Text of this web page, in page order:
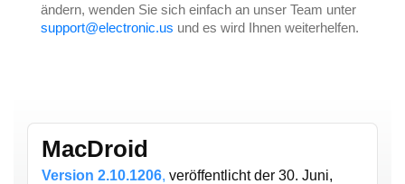
ändern, wenden Sie sich einfach an unser Team unter
support@electronic.us und es wird Ihnen weiterhelfen.
MacDroid
Version 2.10.1206, veröffentlichtder 30. Juni,